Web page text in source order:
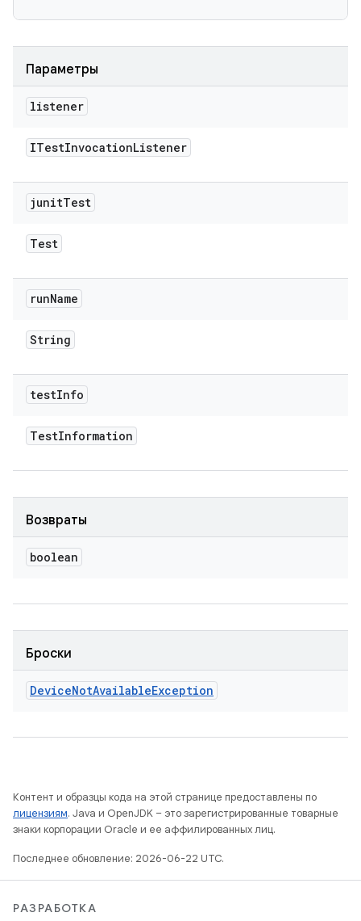
Параметры
listener
ITestInvocationListener
junitTest
Test
runName
String
testInfo
TestInformation
Возвраты
boolean
Броски
DeviceNotAvailableException
Контент и образцы кода на этой странице предоставлены по
лицензиям. Java и OpenJDK – это зарегистрированные товарные
знаки корпорации Oracle и ее аффилированных лиц.
Последнее обновление: 2026-06-22 UTC.
РАЗРАБОТКА